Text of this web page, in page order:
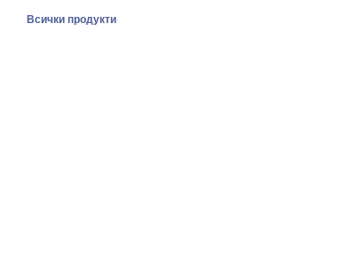
Всички продукти